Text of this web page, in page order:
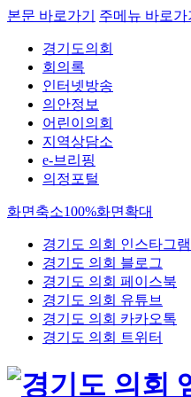
본문 바로가기 주메뉴 바로가
경기도의회
회의록
인터넷방송
의안정보
어린이의회
지역상담소
e-브리핑
의정포털
화면축소100%화면확대
경기도 의회 인스타그램
경기도 의회 블로그
경기도 의회 페이스북
경기도 의회 유튜브
경기도 의회 카카오톡
경기도 의회 트위터